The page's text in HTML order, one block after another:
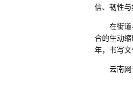
信、韧性与
在街
合的生动
年，书写文
云南